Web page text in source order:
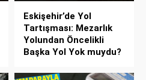
Eskişehir’de Yol
Tartışması: Mezarlık
Yolundan Öncelikli
Başka Yol Yok muydu?